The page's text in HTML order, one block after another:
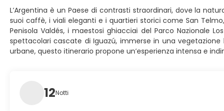
L’Argentina è un Paese di contrasti straordinari, dove la
suoi caffè, i viali eleganti e i quartieri storici come San
Penisola Valdés, i maestosi ghiacciai del Parco Nazionale
spettacolari cascate di Iguazú, immerse in una
urbane, questo itinerario propone un’esperienza intensa e
12Notti